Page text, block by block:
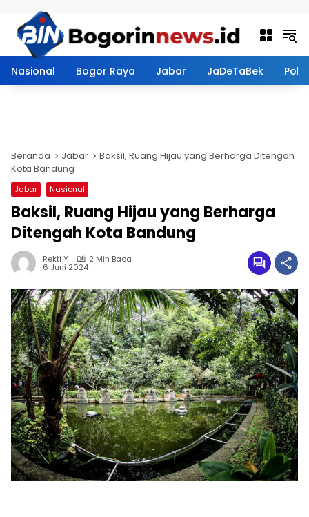
Nasional Bogor Raya Jabar JaDeTaBek
Beranda Jabar
Baksil, Ruang Hijau yang Berharga Ditengah
Kota Bandung
Jabar Nasional
Baksil, Ruang Hijau yang Berharga
Ditengah Kota Bandung
Rekti Y 2 Min Baca
6 Juni 2024